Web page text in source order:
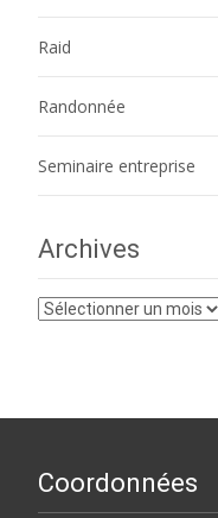
Raid
Randonnée
Seminaire entreprise
Archives
Archives
Coordonnées